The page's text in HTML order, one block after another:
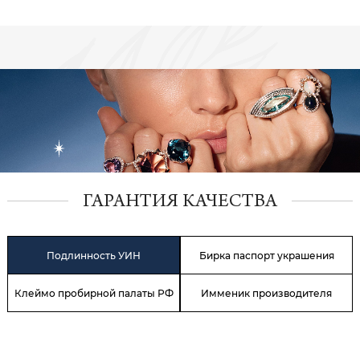
ГАРАНТИЯ КАЧЕСТВА
Подлинность УИН Бирка паспорт украшения
Клеймо пробирной палаты РФ Имменик производителя